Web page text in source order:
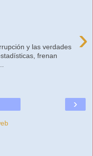
›
y las verdades
frenan
›